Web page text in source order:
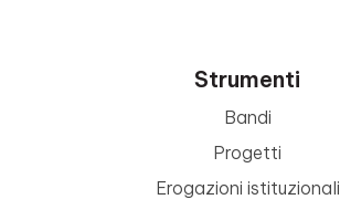
Strumenti
Bandi
Progetti
Erogazioni istituzionali